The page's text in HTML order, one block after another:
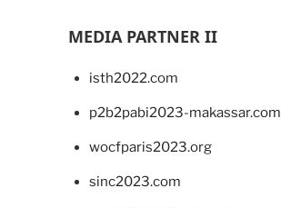
MEDIA PARTNER II
isth2022.com
p2b2pabi2023-makassar.com
wocfparis2023.org
sinc2023.com